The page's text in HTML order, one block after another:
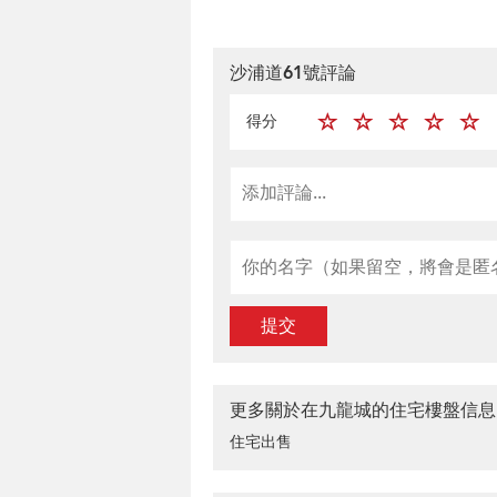
沙浦道61號評論
得分
提交
更多關於在九龍城的住宅樓盤信息
住宅出售